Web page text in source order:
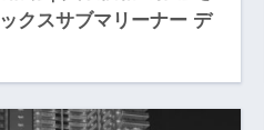
クスサブマリーナー デ